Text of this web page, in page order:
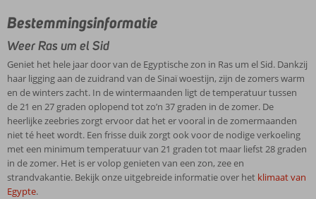
Bestemmingsinformatie
Weer Ras um el Sid
Geniet het hele jaar door van de Egyptische zon in Ras um el Sid. Dankzij
haar ligging aan de zuidrand van de Sinaï woestijn, zijn de zomers warm
en de winters zacht. In de wintermaanden ligt de temperatuur tussen
de 21 en 27 graden oplopend tot zo’n 37 graden in de zomer. De
heerlijke zeebries zorgt ervoor dat het er vooral in de zomermaanden
niet té heet wordt. Een frisse duik zorgt ook voor de nodige verkoeling
met een minimum temperatuur van 21 graden tot maar liefst 28 graden
in de zomer. Het is er volop genieten van een zon, zee en
strandvakantie. Bekijk onze uitgebreide informatie over het klimaat van
Egypte.